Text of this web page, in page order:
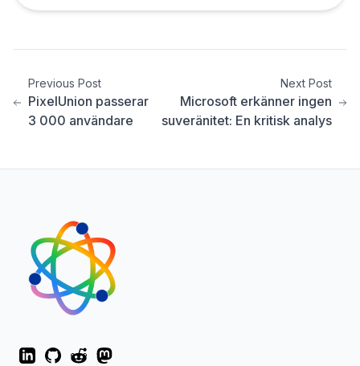
Previous Post
PixelUnion passerar
3 000 användare
Next Post
Microsoft erkänner ingen
suveränitet: En kritisk analys
LinkedInGitHubRedditMastodon